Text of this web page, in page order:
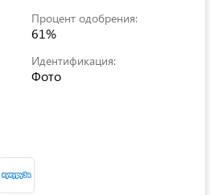
Процент одобрения:
61%
Идентификация:
Фото